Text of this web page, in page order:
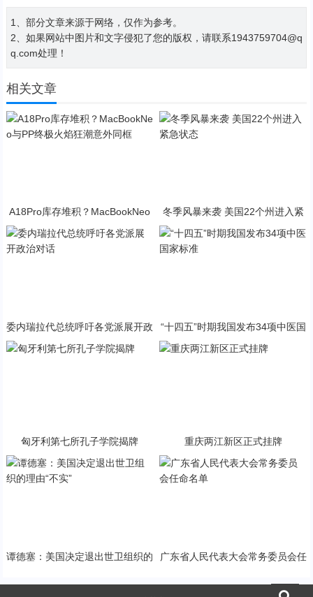
1、部分文章来源于网络，仅作为参考。
2、如果网站中图片和文字侵犯了您的版权，请联系1943759704@q
q.com处理！
相关文章
A18Pro库存堆积？MacBookNeo
与PP终极火焰狂潮意外同框
冬季风暴来袭 美国22个州进入紧
急状态
委内瑞拉代总统呼吁各党派展开政
“十四五”时期我国发布34项中医国
匈牙利第七所孔子学院揭牌 重庆两江新区正式挂牌
谭德塞：美国决定退出世卫组织的
广东省人民代表大会常务委员会任